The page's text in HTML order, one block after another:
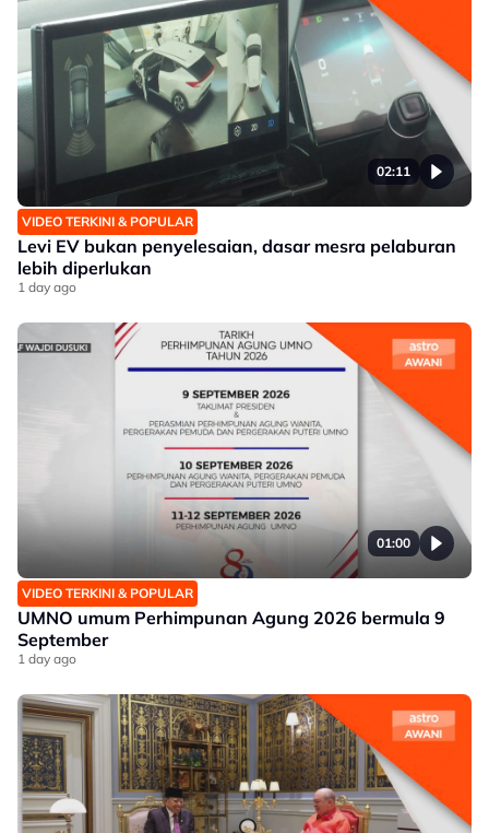
02:11
VIDEO TERKINI & POPULAR
Levi EV bukan penyelesaian, dasar mesra pelaburan
lebih diperlukan
1 day ago
01:00
VIDEO TERKINI & POPULAR
UMNO umum Perhimpunan Agung 2026 bermula 9
September
1 day ago